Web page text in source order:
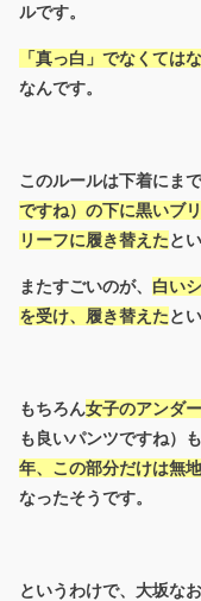
ルです。
「真っ白」でなくては
なんです。
このルールは下着にまで
ですね）の下に黒いブ
リーフに履き替えたと
またすごいのが、 白い
を受け、履き替えたと
もちろん女子のアンダ
も良いパンツですね）
年、この部分だけは無
なったそうです。
というわけで、大坂な